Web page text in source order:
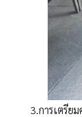
3.การเตรีย